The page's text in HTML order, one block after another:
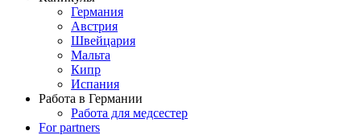
Германия
Австрия
Швейцария
Мальта
Кипр
Испания
Работа в Германии
Работа для медсестер
For partners